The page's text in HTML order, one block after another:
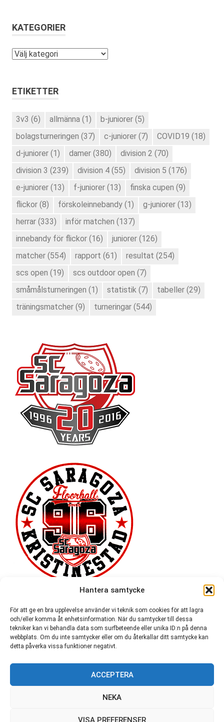
Hantera samtycke
För att ge en bra upplevelse använder vi teknik som cookies för att lagra
och/eller komma åt enhetsinformation. När du samtycker till dessa
tekniker kan vi behandla data som surfbeteende eller unika ID:n på denna
webbplats. Om du inte samtycker eller om du återkallar ditt samtycke kan
detta påverka vissa funktioner negativt.
ACCEPTERA
NEKA
VISA PREFERENSER
KATEGORIER
Kategorier
ETIKETTER
3v3 (6) allmänna (1) b-juniorer (5)
bolagsturneringen (37) c-juniorer (7) COVID19 (18)
d-juniorer (1) damer (380) division 2 (70)
division 3 (239) division 4 (55) division 5 (176)
e-juniorer (13) f-juniorer (13) finska cupen (9)
flickor (8) förskoleinnebandy (1) g-juniorer (13)
herrar (333) inför matchen (137)
innebandy för flickor (16) juniorer (126)
matcher (554) rapport (61) resultat (254)
scs open (19) scs outdoor open (7)
småmålsturneringen (1) statistik (7) tabeller (29)
träningsmatcher (9) turneringar (544)